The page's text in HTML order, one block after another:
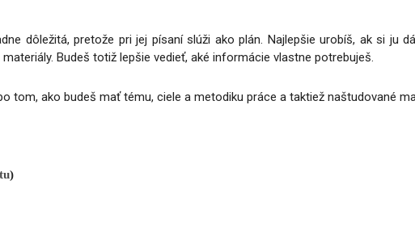
dôležitá, pretože pri jej písaní slúži ako plán. Najlepšie urobíš, ak si ju
Budeš totiž lepšie vedieť, aké informácie vlastne potrebuješ.
tom, ako budeš mať tému, ciele a metodiku práce a taktiež naštudované
)